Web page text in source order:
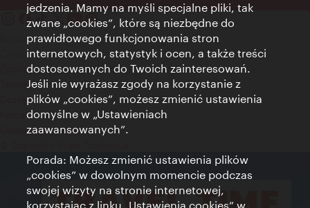
Kontakt
Credits
Zgoda na przetwarzanie danych osobowych
Terms of Use
Dostępność
Kontakt prasowy
Ustawienia cookies
jedzenia. Mamy na myśli specjalne pliki, tak
zwane „cookies”, które są niezbędne do
prawidłowego funkcjonowania stron
internetowych, statystyk i ocen, a także treści
dostosowanych do Twoich zainteresowań.
Jeśli nie wyrażasz zgody na korzystanie z
plików „cookies”, możesz zmienić ustawienia
domyślne w „Ustawieniach
zaawansowanych”.
Porada: Możesz zmienić ustawienia plików
„cookies” w dowolnym momencie podczas
swojej wizyty na stronie internetowej,
korzystając z linku „Ustawienia cookies” w